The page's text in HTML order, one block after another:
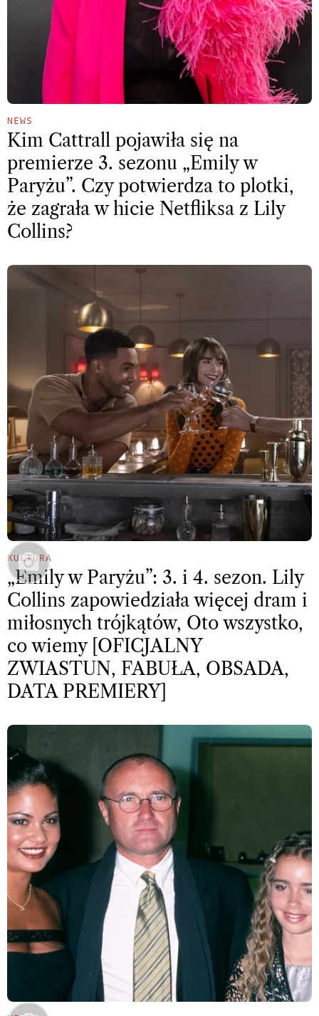
NEWS
Kim Cattrall pojawiła się na
premierze 3. sezonu „Emily w
Paryżu”. Czy potwierdza to plotki,
że zagrała w hicie Netfliksa z Lily
Collins?
KULTURA
„Emily w Paryżu”: 3. i 4. sezon. Lily
Collins zapowiedziała więcej dram i
miłosnych trójkątów, Oto wszystko,
co wiemy [OFICJALNY
ZWIASTUN, FABUŁA, OBSADA,
DATA PREMIERY]